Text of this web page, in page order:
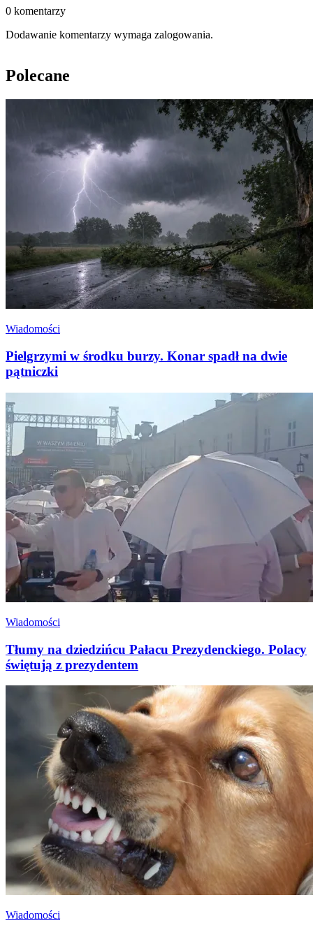
0 komentarzy
Dodawanie komentarzy wymaga zalogowania.
Polecane
Wiadomości
Pielgrzymi w środku burzy. Konar spadł na dwie
pątniczki
Wiadomości
Tłumy na dziedzińcu Pałacu Prezydenckiego. Polacy
świętują z prezydentem
Wiadomości